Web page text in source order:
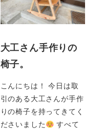
大工さん手作りの
椅子。
こんにちは！ 今日は取
引のある大工さんが手作
りの椅子を持ってきてく
ださいました
すべて